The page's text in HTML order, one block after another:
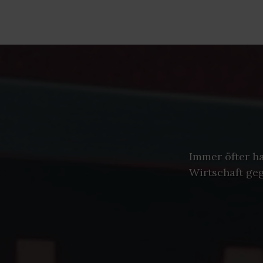
Immer öfter
Wirtschaft